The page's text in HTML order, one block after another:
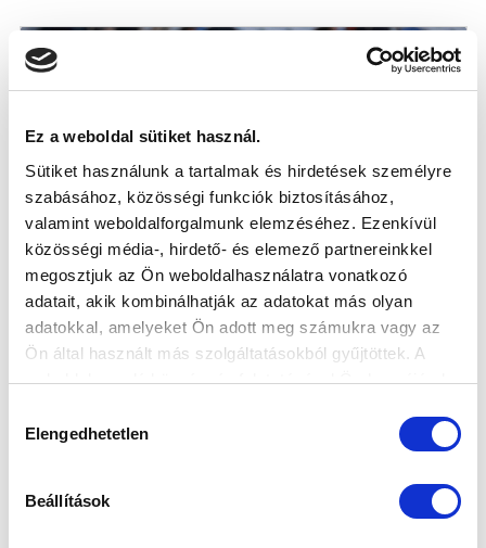
Ez a weboldal sütiket használ.
Sütiket használunk a tartalmak és hirdetések személyre
szabásához, közösségi funkciók biztosításához,
valamint weboldalforgalmunk elemzéséhez. Ezenkívül
közösségi média-, hirdető- és elemező partnereinkkel
megosztjuk az Ön weboldalhasználatra vonatkozó
adatait, akik kombinálhatják az adatokat más olyan
adatokkal, amelyeket Ön adott meg számukra vagy az
Ön által használt más szolgáltatásokból gyűjtöttek. A
weboldalon való böngészés folytatásával Ön hozzájárul a
kiválasztása
Elengedhetetlen
Beállítások
MTK BUDAPEST - PAKSI FC 0-2
ÖSSZEFOGLALÓ (VIDEÓ)
Ez történt a Paks elleni meccsen.